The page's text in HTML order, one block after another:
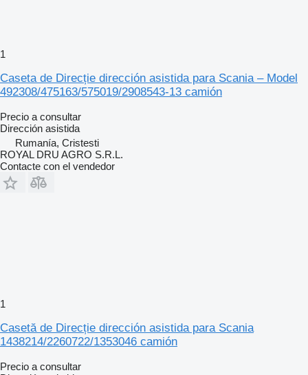
1
Caseta de Direcție dirección asistida para Scania – Model
492308/475163/575019/2908543-13 camión
Precio a consultar
Dirección asistida
Rumanía, Cristesti
ROYAL DRU AGRO S.R.L.
Contacte con el vendedor
1
Casetă de Direcție dirección asistida para Scania
1438214/2260722/1353046 camión
Precio a consultar